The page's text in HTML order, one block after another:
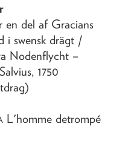
en del af Gracians
i swensk drägt /
Nodenflycht –
1750
L'homme detrompé